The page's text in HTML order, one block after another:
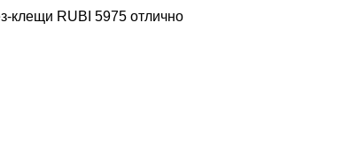
клещи RUBI 5975 отлично